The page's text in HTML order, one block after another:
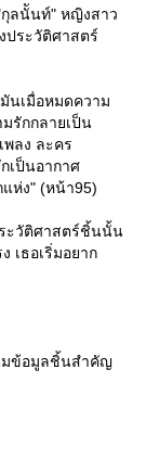
ลนัันท์" หญิงสาว
ประวัติศาสตร์
นเมื่อหมดความ
รักกลายเป็น
ลง ละคร
เป็นอากาศ
ห่ง" (หน้า95)
ะวัติศาสตร์ชิ้นนั้น
เธอเริ่มอยาก
มข้อมูลชิ้นสำคัญ